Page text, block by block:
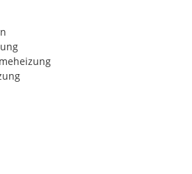
zwischen dem Vermittler und
ein familiäres oder
besteht.